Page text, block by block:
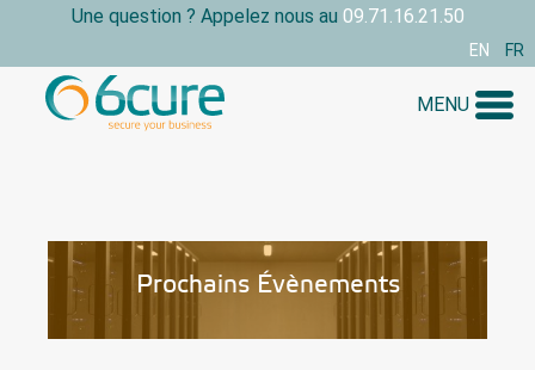
content
Une question ? Appelez nous au 09.71.16.21.50
EN FR
MENU
Prochains Évènements